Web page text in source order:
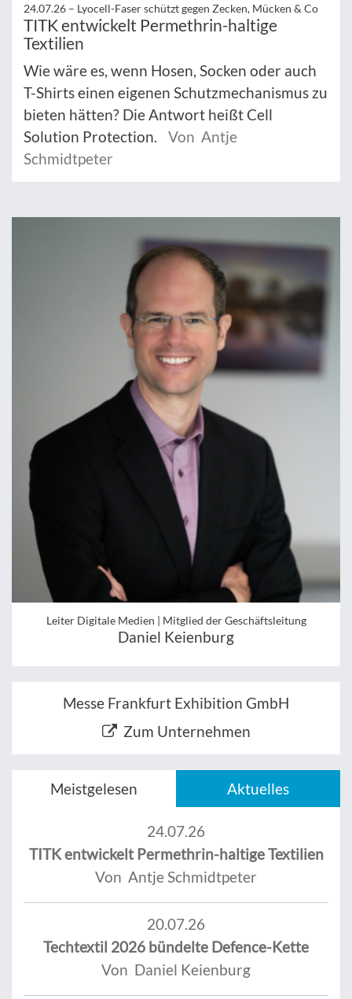
24.07.26 – Lyocell-Faser schützt gegen Zecken, Mücken & Co
TITK entwickelt Permethrin-haltige
Textilien
Wie wäre es, wenn Hosen, Socken oder auch
T-Shirts einen eigenen Schutzmechanismus zu
bieten hätten? Die Antwort heißt Cell
Solution Protection.
Von Antje
Schmidtpeter
Leiter Digitale Medien | Mitglied der Geschäftsleitung
Daniel Keienburg
Messe Frankfurt Exhibition GmbH
Zum Unternehmen
Meistgelesen Aktuelles
24.07.26
TITK entwickelt Permethrin-haltige Textilien
Von Antje Schmidtpeter
20.07.26
Techtextil 2026 bündelte Defence-Kette
Von Daniel Keienburg